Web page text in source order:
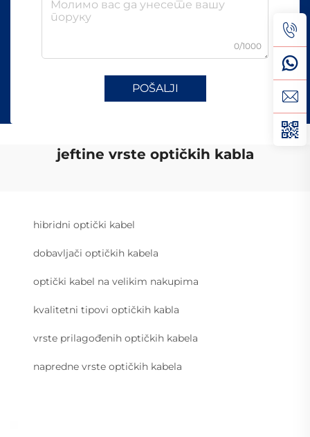
0/1000
POŠALJI
jeftine vrste optičkih kabla
hibridni optički kabel
dobavljači optičkih kabela
optički kabel na velikim nakupima
kvalitetni tipovi optičkih kabla
vrste prilagođenih optičkih kabela
napredne vrste optičkih kabela